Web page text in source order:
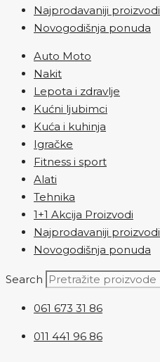
Najprodavaniji proizvodi
Novogodišnja ponuda
Auto Moto
Nakit
Lepota i zdravlje
Kućni ljubimci
Kuća i kuhinja
Igračke
Fitness i sport
Alati
Tehnika
1+1 Akcija Proizvodi
Najprodavaniji proizvodi
Novogodišnja ponuda
Search
061 673 31 86
011 441 96 86